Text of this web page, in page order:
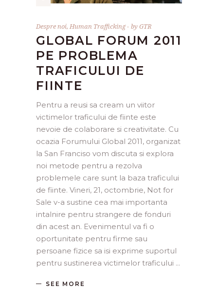
Despre noi, Human Trafficking byGTR
GLOBAL FORUM 2011
PE PROBLEMA
TRAFICULUI DE
FIINTE
Pentru a reusi sa cream un viitor
victimelor traficului de fiinte este
nevoie de colaborare si creativitate. Cu
ocazia Forumului Global 2011, organizat
la San Franciso vom discuta si explora
noi metode pentru a rezolva
problemele care sunt la baza traficului
de fiinte. Vineri, 21, octombrie, Not for
Sale v-a sustine cea mai importanta
intalnire pentru strangere de fonduri
din acest an. Evenimentul va fi o
oportunitate pentru firme sau
persoane fizice sa isi exprime suportul
pentru sustinerea victimelor traficului
SEE MORE